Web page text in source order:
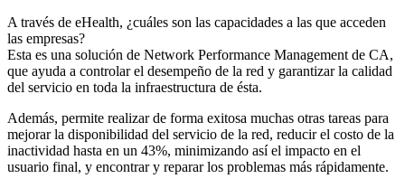
A través de eHealth, ¿cuáles son las capacidades a las que acceden
las empresas?
Esta es una solución de Network Performance Management de CA,
que ayuda a controlar el desempeño de la red y garantizar la calidad
del servicio en toda la infraestructura de ésta.
Además, permite realizar de forma exitosa muchas otras tareas para
mejorar la disponibilidad del servicio de la red, reducir el costo de la
inactividad hasta en un 43%, minimizando así el impacto en el
usuario final, y encontrar y reparar los problemas más rápidamente.